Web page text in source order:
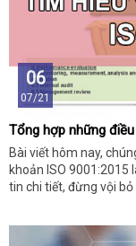
06
07/21
Tổng hợp những
Bài viết hôm nay,
khoản ISO 9001:2015
tin chi tiết, đừng vội